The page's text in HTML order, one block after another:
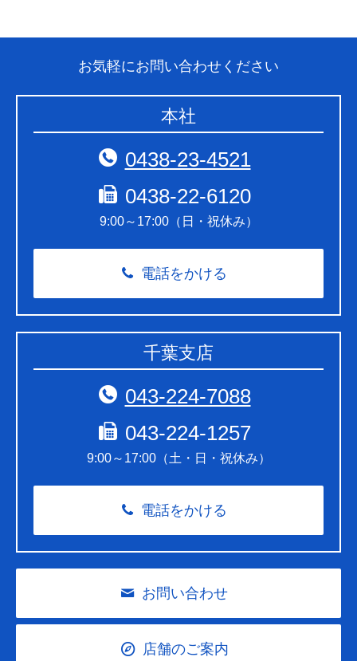
お気軽にお問い合わせください
本社
0438-23-4521
0438-22-6120
9:00～17:00（日・祝休み）
電話をかける
千葉支店
043-224-7088
043-224-1257
9:00～17:00（土・日・祝休み）
電話をかける
お問い合わせ
店舗のご案内